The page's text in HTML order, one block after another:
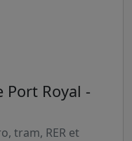
Port Royal -
tram, RER et